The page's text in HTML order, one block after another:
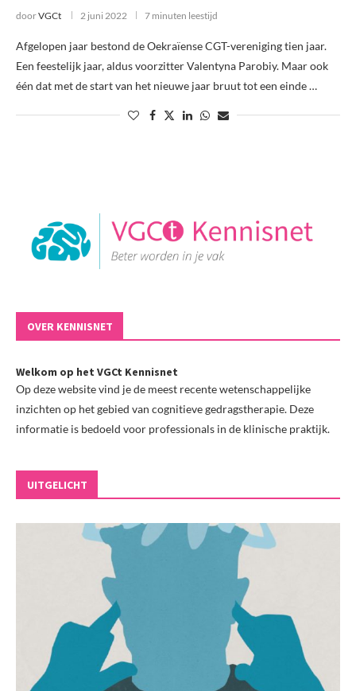
doorVGCt 2 juni 2022 7 minuten leestijd
Afgelopen jaar bestond de Oekraïense CGT-vereniging tien jaar.
Een feestelijk jaar, aldus voorzitter Valentyna Parobiy. Maar ook
één dat met de start van het nieuwe jaar bruut tot een einde …
OVER KENNISNET
Welkom op het VGCt Kennisnet
Op deze website vind je de meest recente wetenschappelijke
inzichten op het gebied van cognitieve gedragstherapie. Deze
informatie is bedoeld voor professionals in de klinische praktijk.
UITGELICHT